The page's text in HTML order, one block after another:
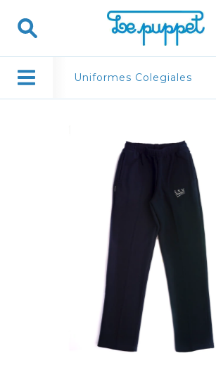
Uniformes Colegiales